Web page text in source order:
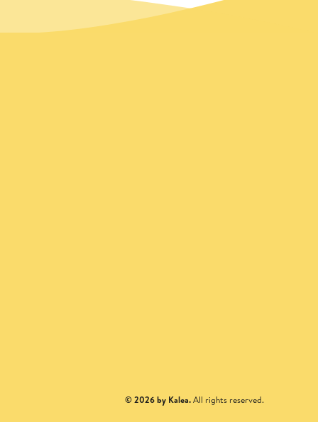
© 2026 by Kalea.All rights reserved.